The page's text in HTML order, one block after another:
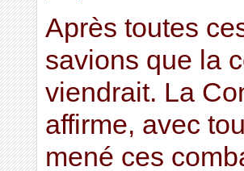
Après toutes
savions que la
viendrait. La
affirme, avec
mené ces